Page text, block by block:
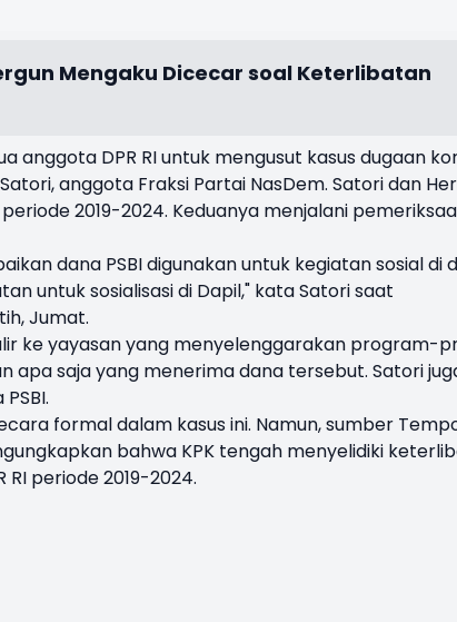
Mengaku Dicecar soal Keterlibatan
anggota DPR RI untuk mengusut kasus dugaan
anggota Fraksi Partai NasDem. Satori dan
2019-2024. Keduanya menjalani
dana PSBI digunakan untuk kegiatan sosial di
untuk sosialisasi di Dapil," kata Satori saat
Jumat.
ke yayasan yang menyelenggarakan program-
apa saja yang menerima dana tersebut. Satori
formal dalam kasus ini. Namun, sumber
bahwa KPK tengah menyelidiki
RI periode 2019-2024.